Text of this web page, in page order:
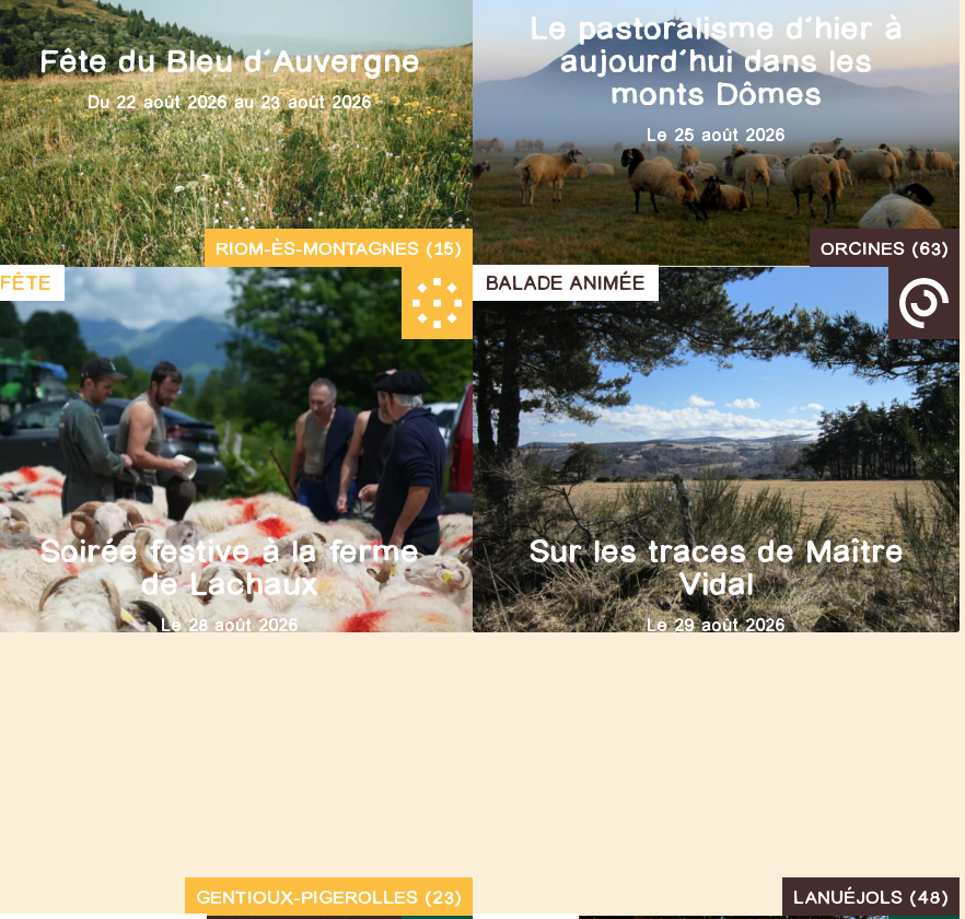
Fête du Bleu d’Auvergne
Du 22 août 2026 au 23 août 2026
RIOM-ÈS-MONTAGNES (15)
Le pastoralisme d’hier à
aujourd’hui dans les
monts Dômes
Le 25 août 2026
ORCINES (63)
Soirée festive à la ferme
de Lachaux
Le 28 août 2026
FÊTE
GENTIOUX-PIGEROLLES (23)
Sur les traces de Maître
Vidal
Le 29 août 2026
BALADE ANIMÉE
LANUÉJOLS (48)